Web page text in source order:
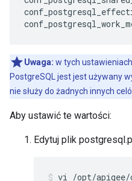
Uwaga: w tych
PostgreSQL jest jest używany
nie służy do żadnych innych
Aby ustawić te wartości:
Edytuj plik
vi /opt/apigee/